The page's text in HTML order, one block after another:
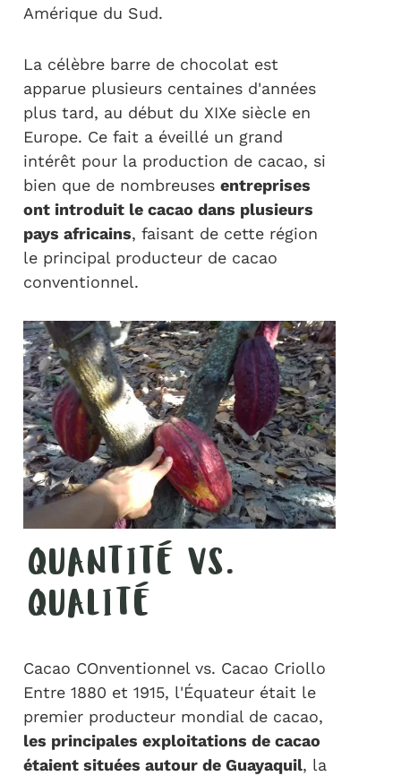
Amérique du Sud.
La célèbre barre de chocolat est
apparue plusieurs centaines d'années
plus tard, au début du XIXe siècle en
Europe. Ce fait a éveillé un grand
intérêt pour la production de cacao, si
bien que de nombreusesentreprises
ont introduit le cacao dans plusieurs
pays africains, faisant de cette région
le principal producteur de cacao
conventionnel.
QUANTITÉ VS.
QUALITÉ
Cacao COnventionnel vs. Cacao Criollo
Entre 1880 et 1915, l'Équateur était le
premier producteur mondial de cacao,
les principales exploitations de cacao
étaient situées autour de Guayaquil, la